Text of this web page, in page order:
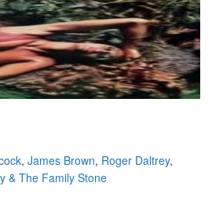
, James Brown, Roger Daltrey,
& The Family Stone